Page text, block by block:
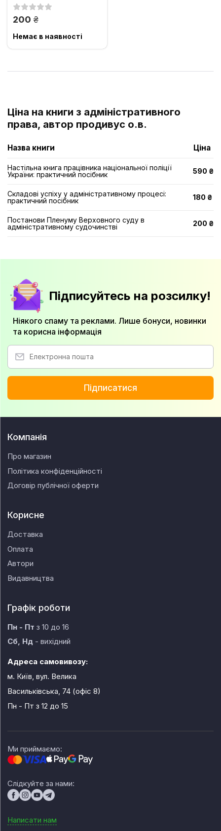
адміністративному
200 грн.
Немає в наявності
Ціна на книги з адміністративного
права, автор продивус о.в.
Назва книги Ціна
Настільна книга працівника національної поліції
України: практичний посібник
590 ₴
Складові успіху у адміністративному процесі:
практичний посібник
180 ₴
Постанови Пленуму Верховного суду в
адміністративному судочинстві
200 ₴
Підписуйтесь на розсилку!
Ніякого спаму та реклами. Лише бонуси, новинки
та корисна інформація
Підписатися
Компанія
Про магазин
Політика конфіденційності
Договір публічної оферти
Корисне
Доставка
Оплата
Автори
Видавництва
Графік роботи
Пн - Пт з 10 до 16
Сб, Нд - вихідний
Адреса самовивозу:
м. Київ, вул. Велика
Васильківська, 74 (офіс 8)
Пн - Пт з 12 до 15
Ми приймаємо:
Слідкуйте за нами:
Написати нам